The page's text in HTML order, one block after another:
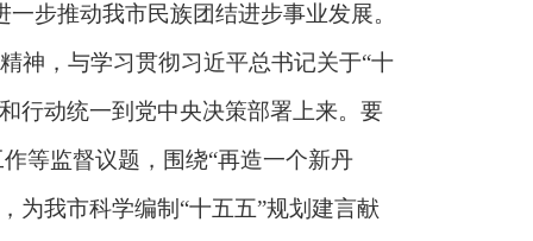
步推动我市民族团结进步事业发展。
神，与学习贯彻习近平总书记关于“十
行动统一到党中央决策部署上来。要
等监督议题，围绕“再造一个新丹
为我市科学编制“十五五”规划建言献